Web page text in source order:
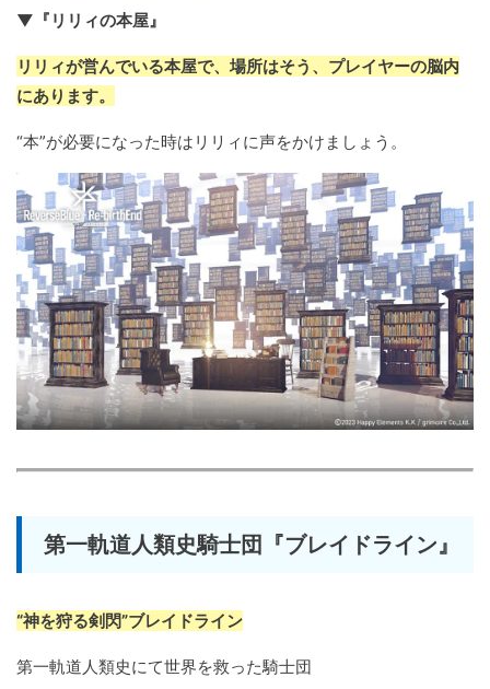
▼『リリィの本屋』
リリィが営んでいる本屋で、場所はそう、プレイヤーの脳内
にあります。
“本”が必要になった時はリリィに声をかけましょう。
第一軌道人類史騎士団『ブレイドライン』
“神を狩る剣閃”ブレイドライン
第一軌道人類史にて世界を救った騎士団